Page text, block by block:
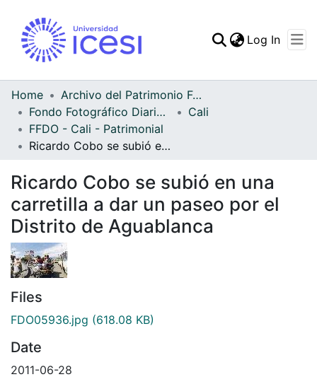
Statistics
Log In
Home
Archivo del Patrimonio Fotográfico y Fílmico del Valle del Cauca
Fondo Fotográfico Diario Occidente
Cali
FFDO - Cali - Patrimonial
Ricardo Cobo se subió en una carretilla a dar un paseo por el Distrito de Aguablanca
Ricardo Cobo se subió en una
carretilla a dar un paseo por el
Distrito de Aguablanca
Files
FDO05936.jpg (618.08 KB)
Date
2011-06-28